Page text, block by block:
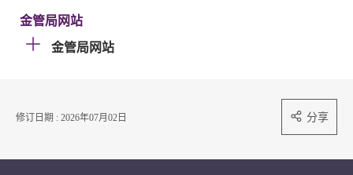
金管局网站
金管局网站
修订日期 : 2026年07月02日 分享